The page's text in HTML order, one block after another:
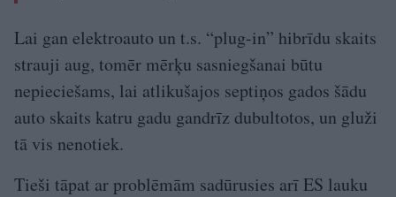
Lai gan elektroauto un t.s. “plug-in” hibrīdu skaits
strauji aug, tomēr mērķu sasniegšanai būtu
nepieciešams, lai atlikušajos septiņos gados šādu
auto skaits katru gadu gandrīz dubultotos, un gluži
tā vis nenotiek.
Tieši tāpat ar problēmām sadūrusies arī ES lauku